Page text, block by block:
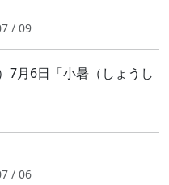
/ 09
月6日「小暑（しょうし
/ 06